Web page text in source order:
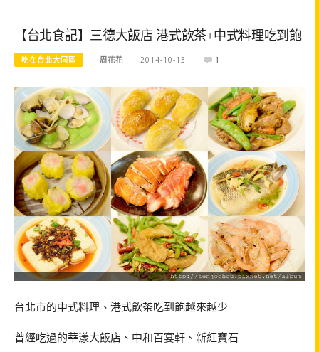
【台北食記】三德大飯店 港式飲茶+中式料理吃到飽
吃在台北大同區 周花花 2014-10-13 1
台北市的中式料理、港式飲茶吃到飽越來越少
曾經吃過的華漾大飯店、中和百宴軒、新紅寶石